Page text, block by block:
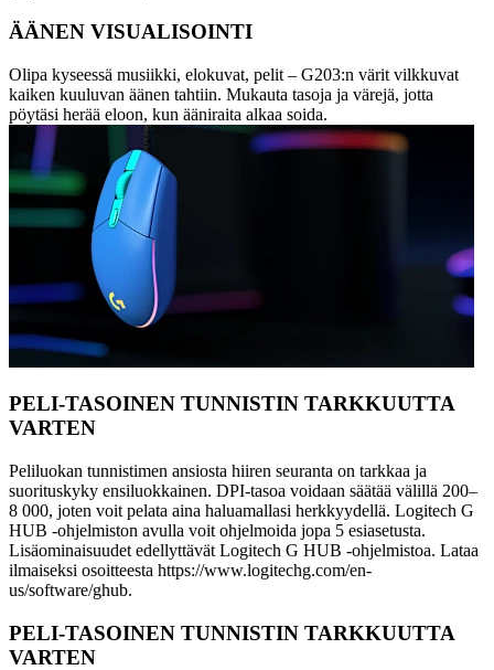
ÄÄNEN VISUALISOINTI
Olipa kyseessä musiikki, elokuvat, pelit – G203:n värit vilkkuvat
kaiken kuuluvan äänen tahtiin. Mukauta tasoja ja värejä, jotta
pöytäsi herää eloon, kun ääniraita alkaa soida.
PELI-TASOINEN TUNNISTIN TARKKUUTTA
VARTEN
Peliluokan tunnistimen ansiosta hiiren seuranta on tarkkaa ja
suorituskyky ensiluokkainen. DPI-tasoa voidaan säätää välillä 200–
8 000, joten voit pelata aina haluamallasi herkkyydellä. Logitech G
HUB -ohjelmiston avulla voit ohjelmoida jopa 5 esiasetusta.
Lisäominaisuudet edellyttävät Logitech G HUB -ohjelmistoa. Lataa
ilmaiseksi osoitteesta https://www.logitechg.com/en-
us/software/ghub.
PELI-TASOINEN TUNNISTIN TARKKUUTTA
VARTEN